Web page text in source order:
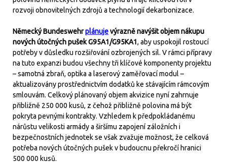
rozvoji obnovitelných zdrojů a technologií dekarbonizace.
Německý Bundeswehrplánujevýrazně navýšit objem nákupu
nových útočných pušek G95A1/G95KA1, aby uspokojil rostoucí
potřeby v důsledku rozšiřování ozbrojených sil. V rámci přípravy
na tuto expanzi budou všechny tři klíčové komponenty projektu
– samotná zbraň, optika a laserový zaměřovací modul –
aktualizovány prostřednictvím dodatků ke stávajícím rámcovým
smlouvám. Celkový plánovaný objem akvizice nyní zahrnuje
přibližně 250 000 kusů, z čehož přibližně polovina má být
pokryta pevnými kontrakty. Vzhledem k předpokládanému
nárůstu velikosti armády a širšímu zapojení záložních i
bezpečnostních jednotek se však zvažuje možnost, že celková
potřeba nových útočných pušek v budoucnu překročí hranici
500 000 kusů.